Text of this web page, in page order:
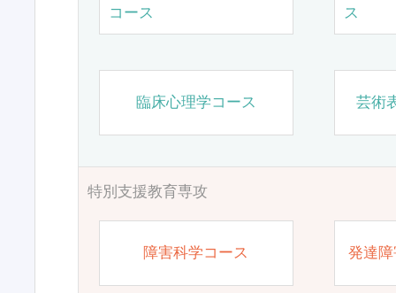
コース
ス
臨床心理学コース 芸術
特別支援教育専攻
障害科学コース 発達